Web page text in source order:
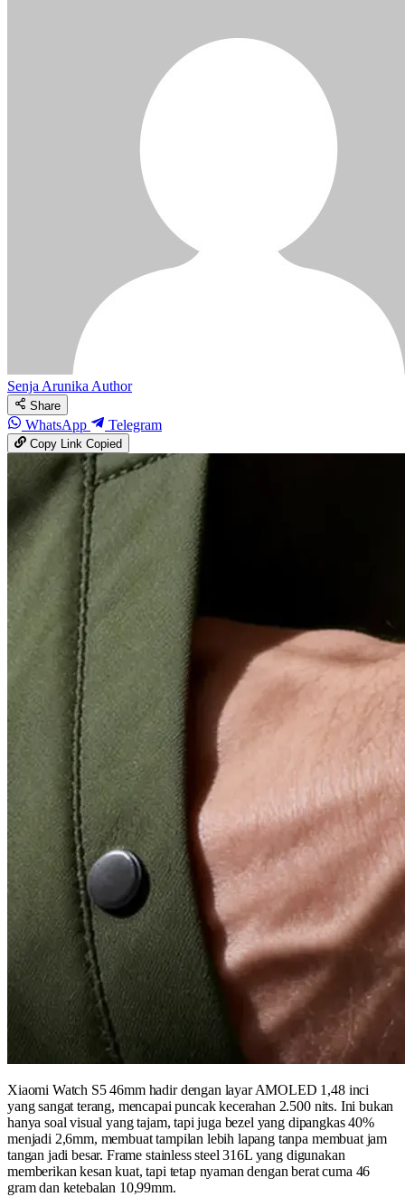
Senja ArunikaAuthor
Share
WhatsApp Telegram
Copy LinkCopied
Xiaomi Watch S5 46mm hadir dengan layar AMOLED 1,48 inci
yang sangat terang, mencapai puncak kecerahan 2.500 nits. Ini bukan
hanya soal visual yang tajam, tapi juga bezel yang dipangkas 40%
menjadi 2,6mm, membuat tampilan lebih lapang tanpa membuat jam
tangan jadi besar. Frame stainless steel 316L yang digunakan
memberikan kesan kuat, tapi tetap nyaman dengan berat cuma 46
gram dan ketebalan 10,99mm.